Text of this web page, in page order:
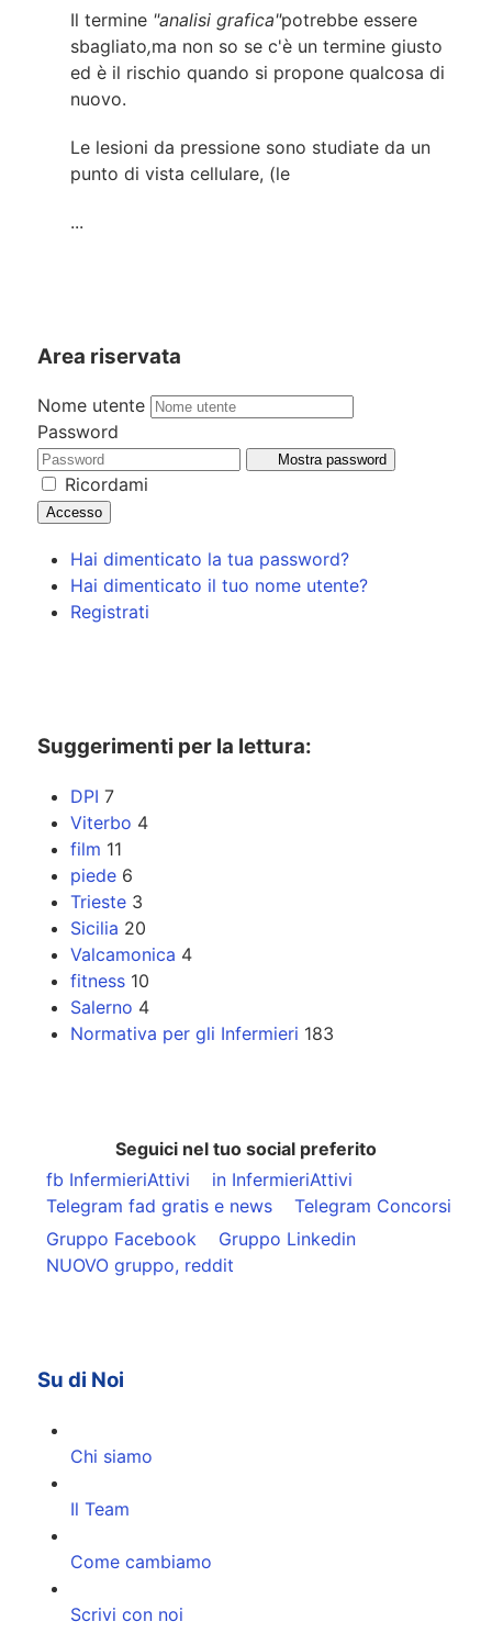
Il termine "analisi grafica"potrebbe essere
sbagliato,ma non so se c'è un termine giusto
ed è il rischio quando si propone qualcosa di
nuovo.
Le lesioni da pressione sono studiate da un
punto di vista cellulare, (le
...
Area riservata
Nome utente
Password
Mostra password
Ricordami
Accesso
Hai dimenticato la tua password?
Hai dimenticato il tuo nome utente?
Registrati
Suggerimenti per la lettura:
DPI 7
Viterbo 4
film 11
piede 6
Trieste 3
Sicilia 20
Valcamonica 4
fitness 10
Salerno 4
Normativa per gli Infermieri 183
Seguici nel tuo social preferito
fb InfermieriAttivi
in InfermieriAttivi
Telegram fad gratis e news
Telegram Concorsi
Gruppo Facebook
Gruppo Linkedin
NUOVO gruppo, reddit
Su di Noi
Chi siamo
Il Team
Come cambiamo
Scrivi con noi